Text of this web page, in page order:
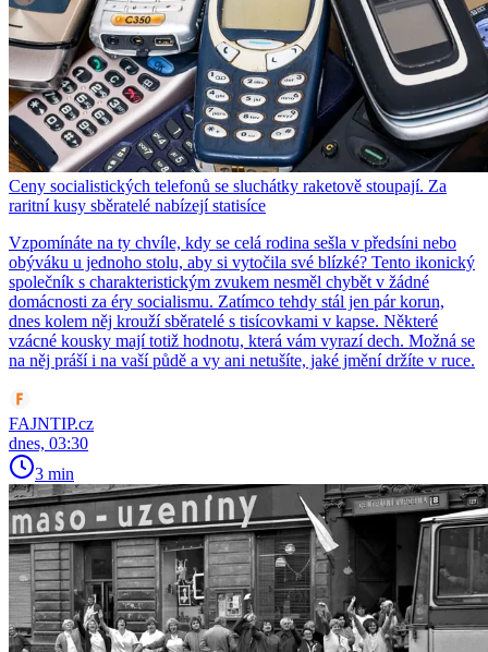
Ceny socialistických telefonů se sluchátky raketově stoupají. Za
raritní kusy sběratelé nabízejí statisíce
Vzpomínáte na ty chvíle, kdy se celá rodina sešla v předsíni nebo
obýváku u jednoho stolu, aby si vytočila své blízké? Tento ikonický
společník s charakteristickým zvukem nesměl chybět v žádné
domácnosti za éry socialismu. Zatímco tehdy stál jen pár korun,
dnes kolem něj krouží sběratelé s tisícovkami v kapse. Některé
vzácné kousky mají totiž hodnotu, která vám vyrazí dech. Možná se
na něj práší i na vaší půdě a vy ani netušíte, jaké jmění držíte v ruce.
FAJNTIP.cz
dnes, 03:30
3 min